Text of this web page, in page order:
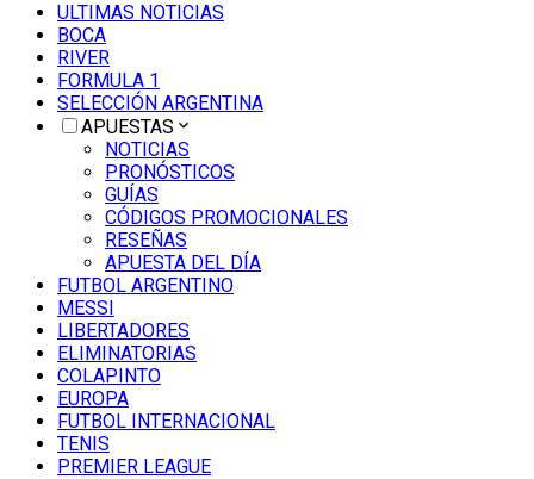
ULTIMAS NOTICIAS
BOCA
RIVER
FORMULA 1
SELECCIÓN ARGENTINA
APUESTAS
NOTICIAS
PRONÓSTICOS
GUÍAS
CÓDIGOS PROMOCIONALES
RESEÑAS
APUESTA DEL DÍA
FUTBOL ARGENTINO
MESSI
LIBERTADORES
ELIMINATORIAS
COLAPINTO
EUROPA
FUTBOL INTERNACIONAL
TENIS
PREMIER LEAGUE